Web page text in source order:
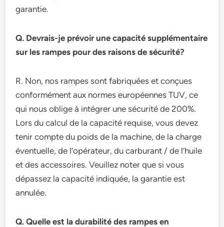
garantie.
Q. Devrais-je prévoir une capacité supplémentaire
sur les rampes pour des raisons de sécurité?
R. Non, nos rampes sont fabriquées et conçues
conformément aux normes européennes TUV, ce
qui nous oblige à intégrer une sécurité de 200%.
Lors du calcul de la capacité requise, vous devez
tenir compte du poids de la machine, de la charge
éventuelle, de l’opérateur, du carburant / de l’huile
et des accessoires. Veuillez noter que si vous
dépassez la capacité indiquée, la garantie est
annulée.
Q. Quelle est la durabilité des rampes en